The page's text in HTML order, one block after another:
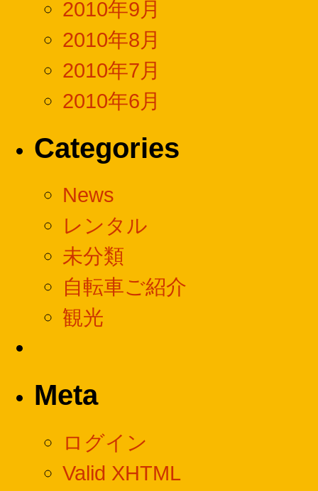
2010年9月
2010年8月
2010年7月
2010年6月
Categories
News
レンタル
未分類
自転車ご紹介
観光
Meta
ログイン
Valid XHTML